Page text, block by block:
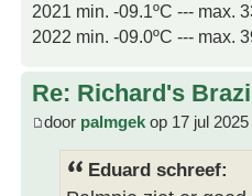
2021 min. -09.1ºC --- max.
2022 min. -09.0ºC --- max.
Re: Richard's
door palmgek op 17 jul
Eduard schreef: